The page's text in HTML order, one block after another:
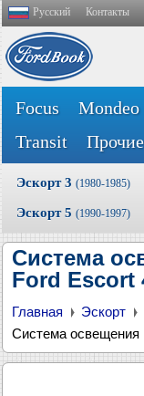
Русский Контакты
Focus Mondeo
Transit
Прочие
Эскорт 3 (1980-1985)
Эскорт 5 (1990-1997)
Система
Ford Escort
Главная Эскорт
Система освещения